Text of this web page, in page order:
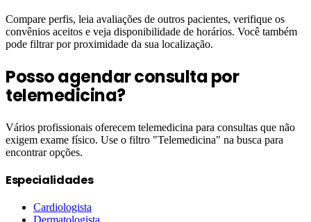
Compare perfis, leia avaliações de outros pacientes, verifique os
convênios aceitos e veja disponibilidade de horários. Você também
pode filtrar por proximidade da sua localização.
Posso agendar consulta por
telemedicina?
Vários profissionais oferecem telemedicina para consultas que não
exigem exame físico. Use o filtro "Telemedicina" na busca para
encontrar opções.
Especialidades
Cardiologista
Dermatologista